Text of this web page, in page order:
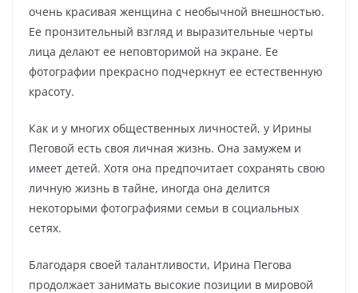
очень красивая женщина с необычной внешностью.
Ее пронзительный взгляд и выразительные черты
лица делают ее неповторимой на экране. Ее
фотографии прекрасно подчеркнут ее естественную
красоту.
Как и у многих общественных личностей, у Ирины
Пеговой есть своя личная жизнь. Она замужем и
имеет детей. Хотя она предпочитает сохранять свою
личную жизнь в тайне, иногда она делится
некоторыми фотографиями семьи в социальных
сетях.
Благодаря своей талантливости, Ирина Пегова
продолжает занимать высокие позиции в мировой